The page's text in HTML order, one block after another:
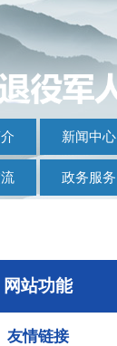
新闻中心
政务服务
网站功能
友情链接